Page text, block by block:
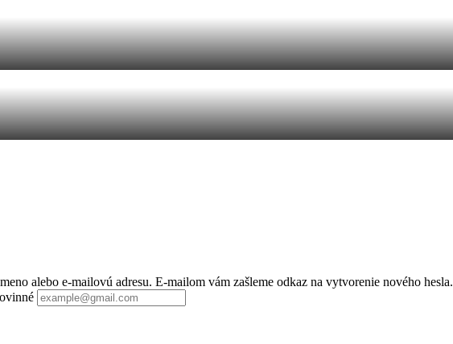
alebo e-mailovú adresu. E-mailom vám zašleme odkaz na vytvorenie nového hesla.